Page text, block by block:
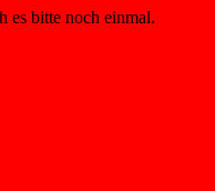
es bitte noch einmal.